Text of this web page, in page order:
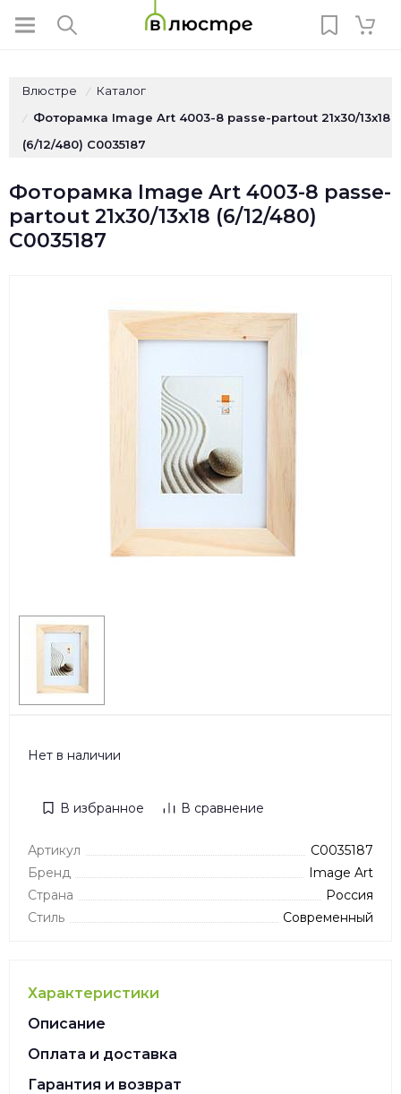
Влюстре / Каталог
/
Фоторамка Image Art 4003-8 passe-partout 21x30/13x18
(6/12/480) C0035187
Фоторамка Image Art 4003-8 passe-
partout 21x30/13x18 (6/12/480)
C0035187
Нет в наличии
В избранное В сравнение
Артикул
C0035187
Бренд
Image Art
Страна
Россия
Стиль
Современный
Характеристики
Описание
Оплата и доставка
Гарантия и возврат